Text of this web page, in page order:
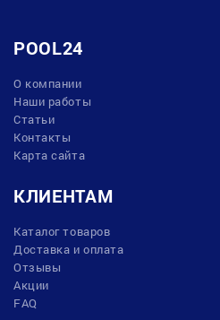
POOL24
О компании
Наши работы
Статьи
Контакты
Карта сайта
КЛИЕНТАМ
Каталог товаров
Доставка и оплата
Отзывы
Акции
FAQ